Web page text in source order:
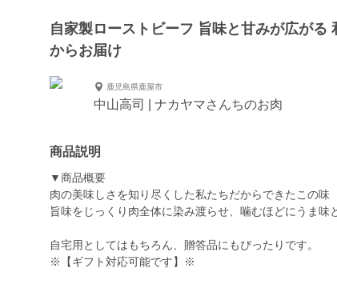
自家製ローストビーフ 旨味と甘みが広がる
からお届け
鹿児島県鹿屋市
中山高司 | ナカヤマさんちのお肉
商品説明
▼商品概要
肉の美味しさを知り尽くした私たちだからできたこの味
旨味をじっくり肉全体に染み渡らせ、噛むほどにうま味
自宅用としてはもちろん、贈答品にもぴったりです。
※【ギフト対応可能です】※